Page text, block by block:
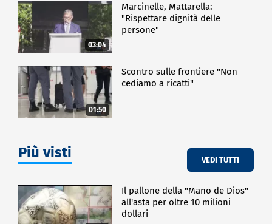
03:04
Marcinelle, Mattarella:
"Rispettare dignità delle
persone"
01:50
Scontro sulle frontiere "Non
cediamo a ricatti"
Più visti VEDI TUTTI
Il pallone della "Mano de Dios"
all'asta per oltre 10 milioni
dollari